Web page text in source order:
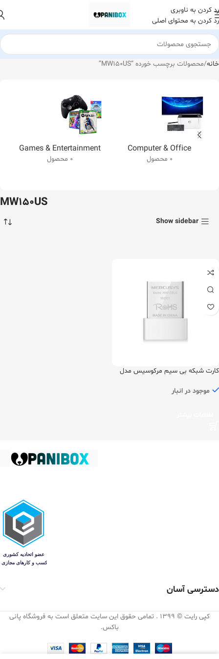
رد کردن به ناوبری
رد کردن به محتوای اصلی
خانه محصولات برچسب خورده “MW150US”
Computer & Office
0 محصول
Games & Entertainment
0 محصول
MW150US
Show sidebar
کارت شبکه بی سیم مرکوسیس مدل
موجود در انبار
دسترسی آسان
کپی رایت © 1399 . تمامی حقوق این سایت متعلق است به فروشگاه پانی
باکس.